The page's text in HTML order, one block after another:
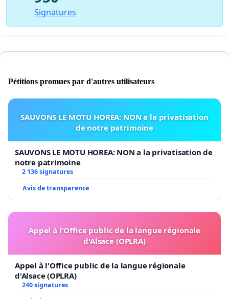
Signatures
Pétitions promues par d'autres utilisateurs
SAUVONS LE MOTU HOREA: NON a la privatisation
de notre patrimoine
SAUVONS LE MOTU HOREA: NON a la privatisation de
notre patrimoine
2 136 signatures
Avis de transparence
Appel à l'Office public de la langue régionale
d'Alsace (OPLRA)
Appel à l'Office public de la langue régionale
d'Alsace (OPLRA)
240 signatures